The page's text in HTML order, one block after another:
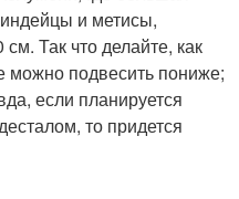
и метисы,
Так что делайте, как
можно подвесить пониже;
если планируется
то придется